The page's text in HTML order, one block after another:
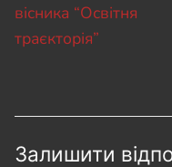
вісника “Освітня
траєкторія”
Залишити